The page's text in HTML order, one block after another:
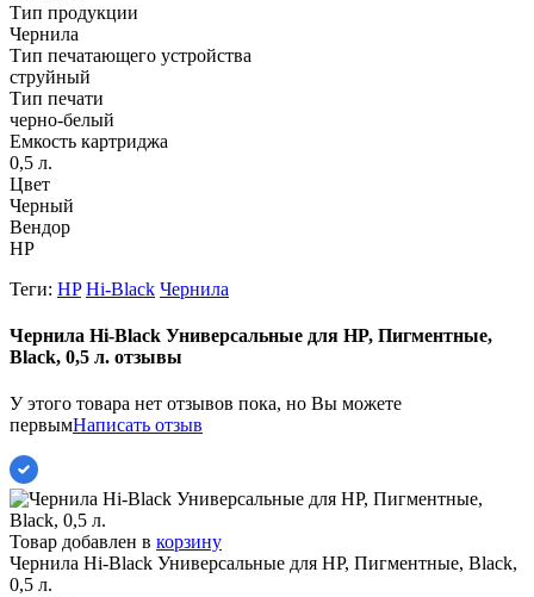
Тип продукции
Чернила
Тип печатающего устройства
струйный
Тип печати
черно-белый
Емкость картриджа
0,5 л.
Цвет
Черный
Вендор
HP
Теги: HP Hi-Black Чернила
Чернила Hi-Black Универсальные для HP, Пигментные,
Black, 0,5 л. отзывы
У этого товара нет отзывов пока, но Вы можете
первымНаписать отзыв
Товар добавлен в корзину
Чернила Hi-Black Универсальные для HP, Пигментные, Black,
0,5 л.